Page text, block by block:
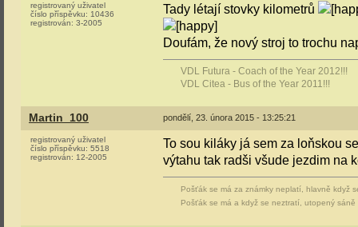
registrovaný uživatel
číslo příspěvku: 10436
registrován: 3-2005
Tady létají stovky kilometrů
Doufám, že nový stroj to trochu
VDL Futura - Coach of the Year 2012!!!
VDL Citea - Bus of the Year 2011!!!
Martin_100 pondělí, 23. února 2015 - 13:25:21
registrovaný uživatel
číslo příspěvku: 5518
registrován: 12-2005
To sou kiláky já sem za loňskou
výtahu tak radši všude jezdim na
Pošťák se má za známky neplatí, hlavně když
Pošťák se má a když se neztratí, utopený